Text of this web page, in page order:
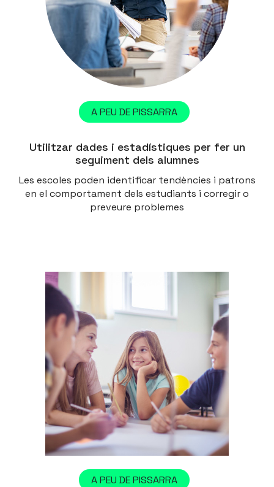
A PEU DE PISSARRA
Utilitzar dades i estadístiques per fer un
seguiment dels alumnes
Les escoles poden identificar tendències i patrons
en el comportament dels estudiants i corregir o
preveure problemes
A PEU DE PISSARRA